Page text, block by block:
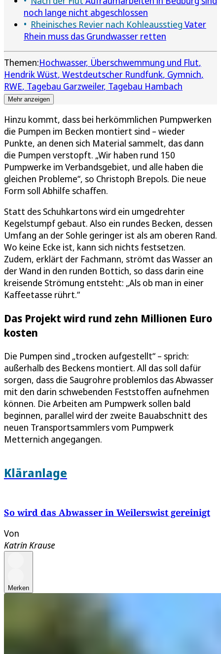
noch lange nicht abgeschlossen
Rheinisches Revier nach Kohleausstieg Vater
Rhein muss das Grundwasser retten
Themen:Hochwasser, Überschwemmung und Flut
Hendrik Wüst Westdeutscher Rundfunk Gymnich
RWE Tagebau Garzweiler Tagebau Hambach
Mehr anzeigen
Hinzu kommt, dass bei herkömmlichen Pumpwerken
die Pumpen im Becken montiert sind – wieder
Punkte, an denen sich Material sammelt, das dann
die Pumpen verstopft. „Wir haben rund 150
Pumpwerke im Verbandsgebiet, und alle haben die
gleichen Probleme“, so Christoph Brepols. Die neue
Form soll Abhilfe schaffen.
Statt des Schuhkartons wird ein umgedrehter
Kegelstumpf gebaut. Also ein rundes Becken, dessen
Umfang an der Sohle geringer ist als am oberen Rand.
Wo keine Ecke ist, kann sich nichts festsetzen.
Zudem, erklärt der Fachmann, strömt das Wasser an
der Wand in den runden Bottich, so dass darin eine
kreisende Strömung entsteht: „Als ob man in einer
Kaffeetasse rührt.“
Das Projekt wird rund zehn Millionen Euro
kosten
Die Pumpen sind „trocken aufgestellt“ – sprich:
außerhalb des Beckens montiert. All das soll dafür
sorgen, dass die Saugrohre problemlos das Abwasser
mit den darin schwebenden Feststoffen aufnehmen
können. Die Arbeiten am Pumpwerk sollen bald
beginnen, parallel wird der zweite Bauabschnitt des
neuen Transportsammlers vom Pumpwerk
Metternich angegangen.
Kläranlage
So wird das Abwasser in Weilerswist gereinigt
Von
Katrin Krause
Merken